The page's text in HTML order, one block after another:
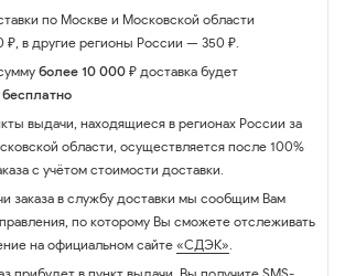
по Москве и Московской области
₽, в другие регионы России — 350 ₽.
более 10 000 ₽ доставка будет
бесплатно
выдачи, находящиеся в регионах России за
области, осуществляется после 100%
с учётом стоимости доставки.
заказа в службу доставки мы сообщим Вам
по которому Вы сможете отслеживать
на официальном сайте «СДЭК».